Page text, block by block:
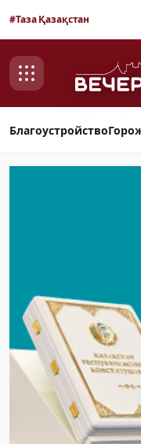
#Таза Қазақстан
Благоустройство